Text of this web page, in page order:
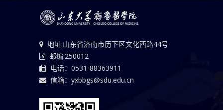
地址:山东省济南市历下区文化西路44号
邮编:250012
电话：0531-88363911
信箱：yxbbgs@sdu.edu.cn